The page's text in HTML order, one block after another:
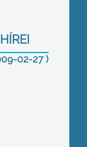
02-27 )